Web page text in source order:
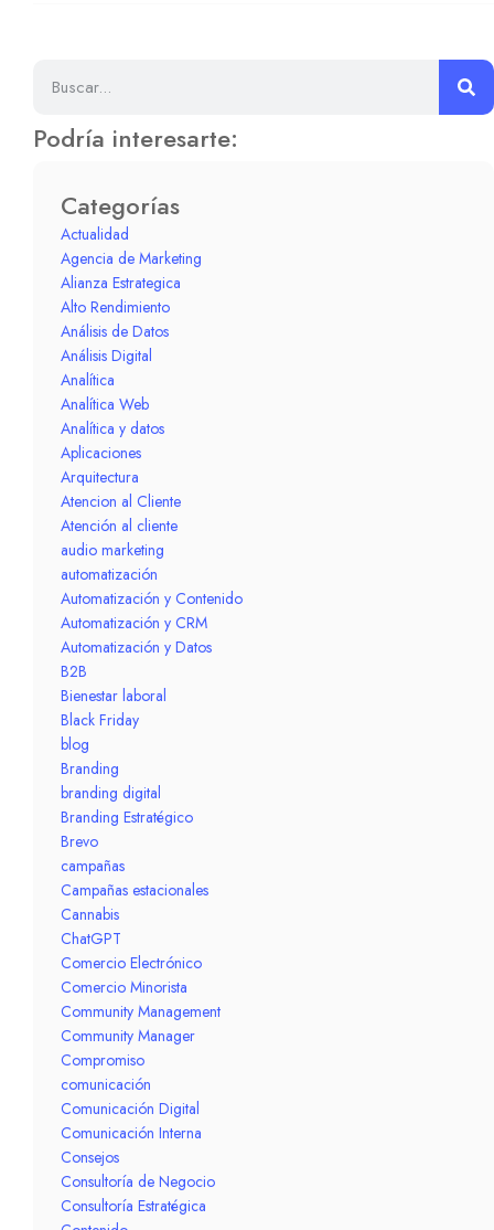
Podría interesarte:
Categorías
Actualidad
Agencia de Marketing
Alianza Estrategica
Alto Rendimiento
Análisis de Datos
Análisis Digital
Analítica
Analítica Web
Analítica y datos
Aplicaciones
Arquitectura
Atencion al Cliente
Atención al cliente
audio marketing
automatización
Automatización y Contenido
Automatización y CRM
Automatización y Datos
B2B
Bienestar laboral
Black Friday
blog
Branding
branding digital
Branding Estratégico
Brevo
campañas
Campañas estacionales
Cannabis
ChatGPT
Comercio Electrónico
Comercio Minorista
Community Management
Community Manager
Compromiso
comunicación
Comunicación Digital
Comunicación Interna
Consejos
Consultoría de Negocio
Consultoría Estratégica